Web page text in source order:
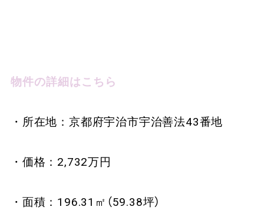
物件の詳細はこちら
・所在地：京都府宇治市宇治善法43番地
・価格：2,732万円
・面積：196.31㎡（59.38坪）